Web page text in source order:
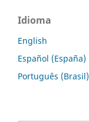
Idioma
English
Español (España)
Português (Brasil)